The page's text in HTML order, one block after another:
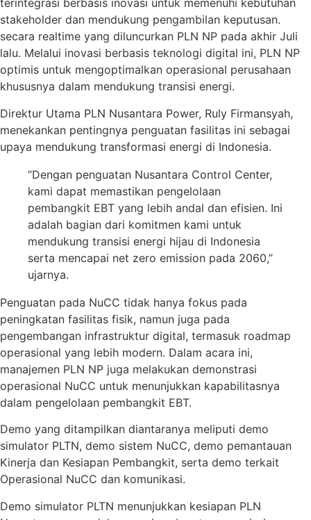
terintegrasi berbasis inovasi untuk memenuhi kebutuhan
stakeholder dan mendukung pengambilan keputusan.
secara realtime yang diluncurkan PLN NP pada akhir Juli
lalu. Melalui inovasi berbasis teknologi digital ini, PLN NP
optimis untuk mengoptimalkan operasional perusahaan
khususnya dalam mendukung transisi energi.
Direktur Utama PLN Nusantara Power, Ruly Firmansyah,
menekankan pentingnya penguatan fasilitas ini sebagai
upaya mendukung transformasi energi di Indonesia.
“Dengan penguatan Nusantara Control Center,
kami dapat memastikan pengelolaan
pembangkit EBT yang lebih andal dan efisien. Ini
adalah bagian dari komitmen kami untuk
mendukung transisi energi hijau di Indonesia
serta mencapai net zero emission pada 2060,”
ujarnya.
Penguatan pada NuCC tidak hanya fokus pada
peningkatan fasilitas fisik, namun juga pada
pengembangan infrastruktur digital, termasuk roadmap
operasional yang lebih modern. Dalam acara ini,
manajemen PLN NP juga melakukan demonstrasi
operasional NuCC untuk menunjukkan kapabilitasnya
dalam pengelolaan pembangkit EBT.
Demo yang ditampilkan diantaranya meliputi demo
simulator PLTN, demo sistem NuCC, demo pemantauan
Kinerja dan Kesiapan Pembangkit, serta demo terkait
Operasional NuCC dan komunikasi.
Demo simulator PLTN menunjukkan kesiapan PLN